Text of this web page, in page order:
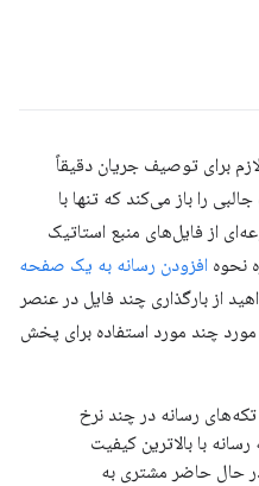
توصیف جریان دقیقاً
را باز می‌کند که تنها با
فایل‌های منبع استاتیک
افزودن رسانه به یک صفحه
بارگذاری چند فایل در عنصر
چند مورد استفاده برای پخش
رسانه در چند نرخ
با بالاترین کیفیت
حاضر مشتری به